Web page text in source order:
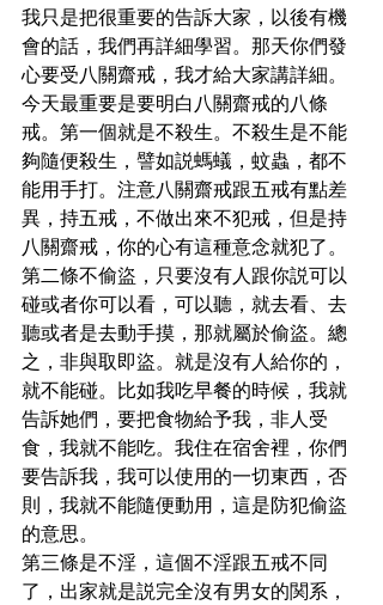
我只是把很重要的告訴大家，以後有機
會的話，我們再詳細學習。那天你們發
心要受八關齋戒，我才給大家講詳細。
今天最重要是要明白八關齋戒的八條
戒。第一個就是不殺生。不殺生是不能
夠隨便殺生，譬如説螞蟻，蚊蟲，都不
能用手打。注意八關齋戒跟五戒有點差
異，持五戒，不做出來不犯戒，但是持
八關齋戒，你的心有這種意念就犯了。
第二條不偷盜，只要沒有人跟你説可以
碰或者你可以看，可以聽，就去看、去
聽或者是去動手摸，那就屬於偷盜。總
之，非與取即盜。就是沒有人給你的，
就不能碰。比如我吃早餐的時候，我就
告訴她們，要把食物給予我，非人受
食，我就不能吃。我住在宿舍裡，你們
要告訴我，我可以使用的一切東西，否
則，我就不能隨便動用，這是防犯偷盜
的意思。
第三條是不淫，這個不淫跟五戒不同
了，出家就是説完全沒有男女的関系，